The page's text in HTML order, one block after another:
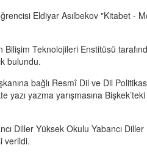
Eldiyar Asılbekov "Kitabet -
Teknolojileri Enstitüsü
bulundu.
bağlı Resmî Dil ve Dil
yazma yarışmasına
Diller Yüksek Okulu Yabancı Diller
verildi.